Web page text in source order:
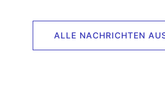
Sebastian Spinnler von der
(Hessen) sprang mit 14,67
für die Deutschen
ALLE NACHRICHTEN